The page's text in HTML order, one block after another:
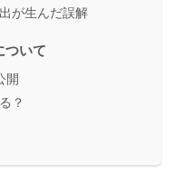
が生んだ誤解
ついて
開
？